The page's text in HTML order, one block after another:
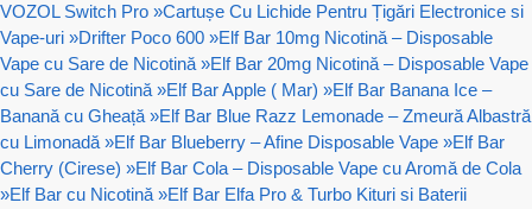
VOZOL Switch Pro »Cartușe Cu Lichide Pentru Țigări Electronice si
Vape-uri »Drifter Poco 600 »Elf Bar 10mg Nicotină – Disposable
Vape cu Sare de Nicotină »Elf Bar 20mg Nicotină – Disposable Vape
cu Sare de Nicotină »Elf Bar Apple ( Mar) »Elf Bar Banana Ice –
Banană cu Gheață »Elf Bar Blue Razz Lemonade – Zmeură Albastră
cu Limonadă »Elf Bar Blueberry – Afine Disposable Vape »Elf Bar
Cherry (Cirese) »Elf Bar Cola – Disposable Vape cu Aromă de Cola
»Elf Bar cu Nicotină »Elf Bar Elfa Pro & Turbo Kituri si Baterii